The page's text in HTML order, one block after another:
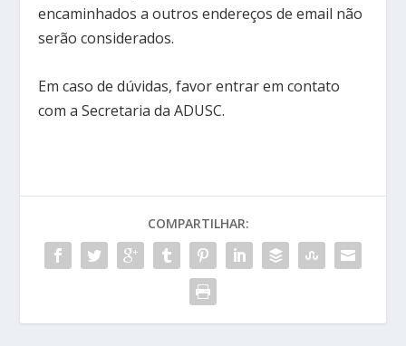
encaminhados a outros endereços de email não
serão considerados.
Em caso de dúvidas, favor entrar em contato
com a Secretaria da ADUSC.
COMPARTILHAR: